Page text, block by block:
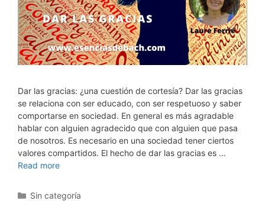
Dar las gracias: ¿una cuestión de cortesía? Dar las gracias
se relaciona con ser educado, con ser respetuoso y saber
comportarse en sociedad. En general es más agradable
hablar con alguien agradecido que con alguien que pasa
de nosotros. Es necesario en una sociedad tener ciertos
valores compartidos. El hecho de dar las gracias es …
Read more
Categorías
Sin categoría